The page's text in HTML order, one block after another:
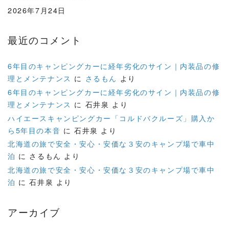
2026年7月24日
最近のコメント
6年目のキャンピングカーに経年劣化のサイン｜内装品の修
理とメンテナンス に さるもん より
6年目のキャンピングカーに経年劣化のサイン｜内装品の修
理とメンテナンス に 石井泉 より
ハイエースキャンピングカー「コルドバクルーズ」購入か
ら5年目の本音 に石井泉 より
北海道の旅で安全・安心・安価な３安のキャンプ場で車中
泊 に さるもん より
北海道の旅で安全・安心・安価な３安のキャンプ場で車中
泊 に石井泉 より
アーカイブ